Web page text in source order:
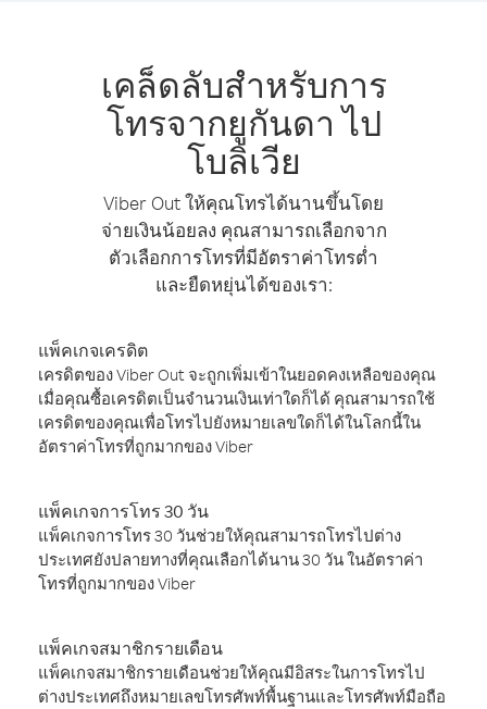
เคล็ดลับสำหรับการ
โทรจากยูกันดา ไป
โบลิเวีย
Viber Out ให้คุณโทรได้นานขึ้นโดย
จ่ายเงินน้อยลง คุณสามารถเลือกจาก
ตัวเลือกการโทรที่มีอัตราค่าโทรต่ำ
และยืดหยุ่นได้ของเรา:
แพ็คเกจเครดิต
เครดิตของ Viber Out จะถูกเพิ่มเข้าในยอดคงเหลือของคุณ
เมื่อคุณซื้อเครดิตเป็นจำนวนเงินเท่าใดก็ได้ คุณสามารถใช้
เครดิตของคุณเพื่อโทรไปยังหมายเลขใดก็ได้ในโลกนี้ใน
อัตราค่าโทรที่ถูกมากของ Viber
แพ็คเกจการโทร 30 วัน
แพ็คเกจการโทร 30 วันช่วยให้คุณสามารถโทรไปต่าง
ประเทศยังปลายทางที่คุณเลือกได้นาน 30 วัน ในอัตราค่า
โทรที่ถูกมากของ Viber
แพ็คเกจสมาชิกรายเดือน
แพ็คเกจสมาชิกรายเดือนช่วยให้คุณมีอิสระในการโทรไป
ต่างประเทศถึงหมายเลขโทรศัพท์พื้นฐานและโทรศัพท์มือถือ